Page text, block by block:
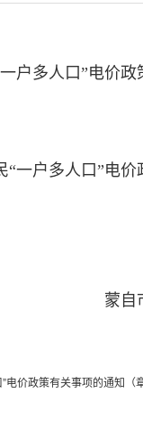
户多人口”电价政
一户多人口”电价
蒙自
电价政策有关事项的通知（